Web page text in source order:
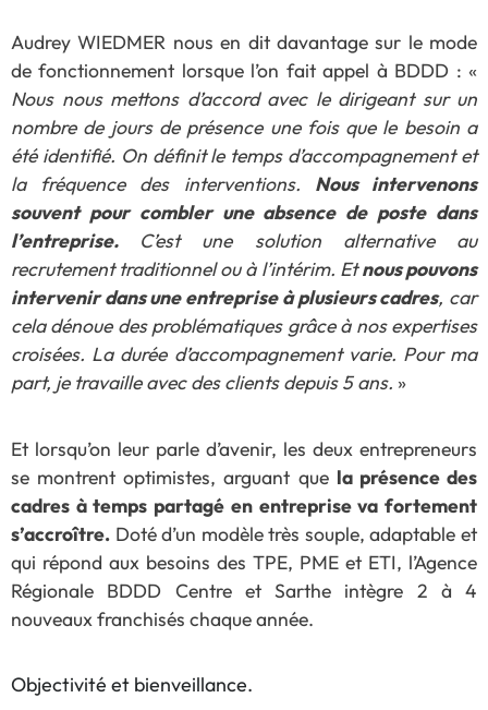
Audrey WIEDMER nous en dit davantage sur le mode
de fonctionnement lorsque l’on fait appel à BDDD : «
Nous nous mettons d’accord avec le dirigeant sur un
nombre de jours de présence une fois que le besoin a
été identifié. On définit le temps d’accompagnement et
la fréquence des interventions. Nous intervenons
souvent pour combler une absence de poste dans
l’entreprise. C’est une solution alternative au
recrutement traditionnel ou à l’intérim. Etnous pouvons
intervenir dans une entreprise à plusieurs cadres, car
cela dénoue des problématiques grâce à nos expertises
croisées. La durée d’accompagnement varie. Pour ma
part, je travaille avec des clients depuis 5 ans. »
Et lorsqu’on leur parle d’avenir, les deux entrepreneurs
se montrent optimistes, arguant que la présence des
cadres à temps partagé en entreprise va fortement
s’accroître. Doté d’un modèle très souple, adaptable et
qui répond aux besoins des TPE, PME et ETI, l’Agence
Régionale BDDD Centre et Sarthe intègre 2 à 4
nouveaux franchisés chaque année.
Objectivité et bienveillance.